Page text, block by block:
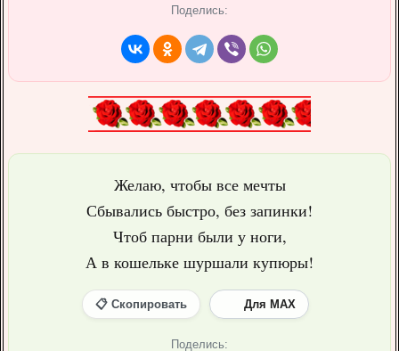
Поделись:
Желаю, чтобы все мечты
Сбывались быстро, без запинки!
Чтоб парни были у ноги,
А в кошельке шуршали купюры!
📋 Скопировать Для MAX
Поделись: